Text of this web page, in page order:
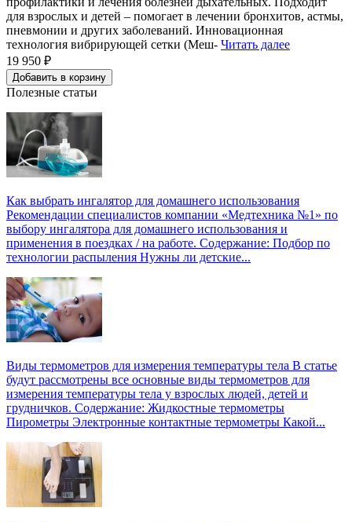
для взрослых и детей – помогает в лечении бронхитов, астмы,
пневмонии и других заболеваний. Инновационная
технология вибрирующей сетки (Меш- Читать далее
19 950 ₽
Добавить в корзину
Полезные статьи
Как выбрать ингалятор для домашнего использования
Рекомендации специалистов компании «Медтехника №1» по
выбору ингалятора для домашнего использования и
применения в поездках / на работе. Содержание: Подбор по
технологии распыления Нужны ли детские...
Виды термометров для измерения температуры тела В статье
будут рассмотрены все основные виды термометров для
измерения температуры тела у взрослых людей, детей и
грудничков. Содержание: Жидкостные термометры
Пирометры Электронные контактные термометры Какой...